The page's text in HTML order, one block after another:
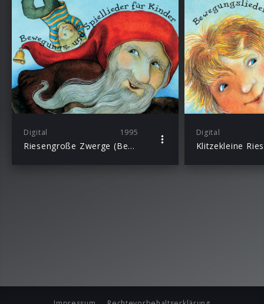
Digital 1995
Riesengroße Zwerge (Bewegungs- und Spiellieder für Kinder)
Digital